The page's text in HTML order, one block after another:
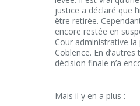
justice a déclaré que
être retirée.
encore restée en
Cour administrative la
Coblence. En
décision finale n’a
Mais il y en a plus :